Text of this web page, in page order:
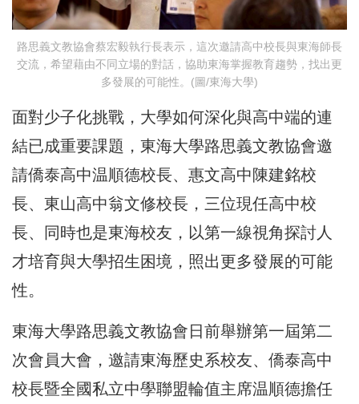
路思義文教協會蔡宏毅執行長表示，這次邀請高中校長與東海師長
交流，希望藉由不同立場的對話，協助東海掌握教育趨勢，找出更
多發展的可能性。(圖/東海大學)
面對少子化挑戰，大學如何深化與高中端的連
結已成重要課題，東海大學路思義文教協會邀
請僑泰高中温順德校長、惠文高中陳建銘校
長、東山高中翁文修校長，三位現任高中校
長、同時也是東海校友，以第一線視角探討人
才培育與大學招生困境，照出更多發展的可能
性。
東海大學路思義文教協會日前舉辦第一屆第二
次會員大會，邀請東海歷史系校友、僑泰高中
校長暨全國私立中學聯盟輪值主席温順德擔任